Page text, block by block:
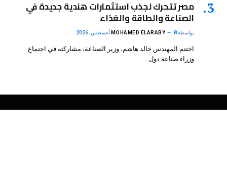
مصر تتحرك لجذب استثمارات هندية جديدة في
الصناعة والطاقة والغذاء
بواسطة MOHAMED ELARABY 8 أغسطس، 2026
اختتم المهندس خالد هاشم، وزير الصناعة، مشاركته في اجتماع
وزراء صناعة دول…